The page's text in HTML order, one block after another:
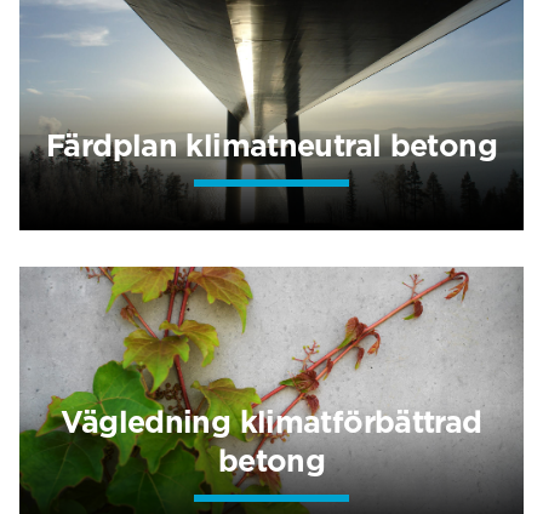
Färdplan klimatneutral betong
Vägledning klimatförbättrad
betong